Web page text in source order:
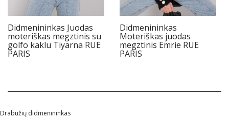
Didmenininkas Juodas
moteriškas megztinis su
golfo kaklu Tiyarna RUE
PARIS
Didmenininkas
Moteriškas juodas
megztinis Emrie RUE
PARIS
Drabužių didmenininkas